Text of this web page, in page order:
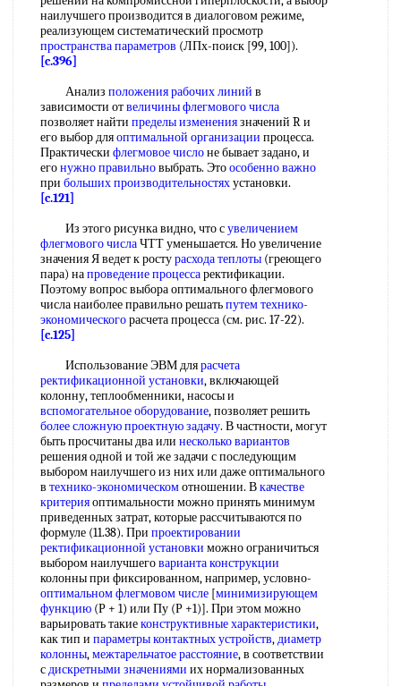
наилучшего производится в диалоговом режиме,
реализующем систематический просмотр
пространства параметров (ЛПх-поиск [99, 100]).
[c.396]
Анализ положения рабочих линий в
зависимости отвеличины флегмового числа
позволяет найти пределы изменениязначений R и
его выбор дляоптимальной организации процесса.
Практически флегмовое числоне бывает задано, и
егонужно правильновыбрать. Этоособенно важно
при больших производительностяхустановки.
[c.121]
Из этого рисунка видно, что сувеличением
флегмового числаЧТТ уменьшается. Но увеличение
значения Я ведет к ростурасхода теплоты (греющего
пара) напроведение процессаректификации.
Поэтому вопрос выбора оптимального флегмового
числа наиболее правильно решатьпутем технико-
экономическогорасчета процесса (см. рис. 17-22).
[c.125]
Использование ЭВМ длярасчета
ректификационной установки, включающей
колонну, теплообменники, насосы и
вспомогательное оборудование, позволяет решить
более сложнуюпроектную задачу. В частности, могут
быть просчитаны два или несколько вариантов
решения одной и той же задачи с последующим
выбором наилучшего из них или даже оптимального
в технико-экономическомотношении. Вкачестве
критерияоптимальности можно принять минимум
приведенных затрат, которые рассчитываются по
формуле (11.38). При проектировании
ректификационной установки можно ограничиться
выбором наилучшеговарианта конструкции
колонны при фиксированном, например, условно-
оптимальном флегмовом числе [минимизирующем
функцию (Р + 1) или Пу (Р +1)]. При этом можно
варьировать такиеконструктивные характеристики,
как тип и параметры контактных устройств,диаметр
колонны,межтарельчатое расстояние, в соответствии
сдискретными значениями их нормализованных